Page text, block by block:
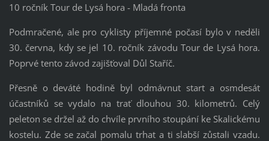
10 ročník Tour de Lysá hora - Mladá fronta
Podmračené, ale pro cyklisty příjemné počasí bylo v neděli
30. června, kdy se jel 10. ročník závodu Tour de Lysá hora.
Poprvé tento závod zajišťoval Důl Staříč.
Přesně o deváté hodině byl odmávnut start a osmdesát
účastníků se vydalo na trať dlouhou 30. kilometrů. Celý
peleton se držel až do chvíle prvního stoupání ke Skalickému
kostelu. Zde se začal pomalu trhat a ti slabší zůstali vzadu.